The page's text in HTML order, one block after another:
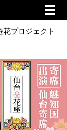
花プロジェクト